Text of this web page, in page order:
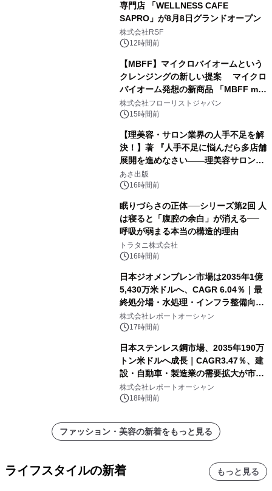
専門店 「WELLNESS CAFE
SAPRO」が8月8日グランドオープン
株式会社RSF
12時間前
【MBFF】マイクロバイオームという
クレンジングの新しい提案 マイクロ
バイオーム発想の新商品 「MBFF mb
クレンジングPRO」を2026年8月6日
発売
株式会社フローリストジャパン
15時間前
【理美容・サロン業界の人手不足を解
決！】著 『人手不足に悩んだら多店舗
展開を進めなさい――理美容サロン
「多店舗展開」の教科書』2026年8月
24日（月）発売
あさ出版
16時間前
眠りづらさの正体──シリーズ第2回 人
は寝ると「腹腔の余白」が消える──
呼吸が弱まる本当の構造的理由
トラタニ株式会社
16時間前
日本ジオメンブレン市場は2035年1億
5,430万米ドルへ、CAGR 6.04％｜最
終処分場・水処理・インフラ整備向け
需要拡大
株式会社レポートオーシャン
17時間前
日本ステンレス鋼市場、2035年190万
トン米ドルへ成長｜CAGR3.47％、建
設・自動車・製造業の需要拡大が市場
を牽引
株式会社レポートオーシャン
18時間前
ファッション・美容の新着をもっと見る
ライフスタイルの新着 もっと見る